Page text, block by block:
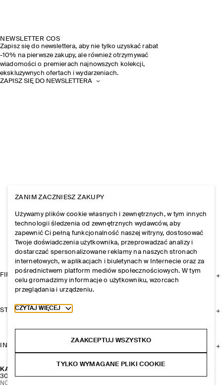
KAPELUSZ Z RAFII Z KONTRASTOWĄ OBWÓDKĄ
300 zł
NOWOŚĆ
NEWSLETTER COS
Zapisz się do newslettera, aby nie tylko uzyskać rabat
-10% na pierwsze zakupy, ale również otrzymywać
wiadomości o premierach najnowszych kolekcji,
ekskluzywnych ofertach i wydarzeniach.
ZAPISZ SIĘ DO NEWSLETTERA
FIRMA
STREFA KLIENTA
INFORMACJE I REGULAMINY
ZANIM ZACZNIESZ ZAKUPY
Używamy plików cookie własnych i zewnętrznych, w tym innych
technologii śledzenia od zewnętrznych wydawców, aby
zapewnić Ci pełną funkcjonalność naszej witryny, dostosować
Twoje doświadczenia użytkownika, przeprowadzać analizy i
dostarczać spersonalizowane reklamy na naszych stronach
internetowych, w aplikacjach i biuletynach w Internecie oraz za
pośrednictwem platform mediów społecznościowych. W tym
celu gromadzimy informacje o użytkowniku, wzorcach
przeglądania i urządzeniu.
Toggle more cookie information
CZYTAJ WIĘCEJ
ZAAKCEPTUJ WSZYSTKO
TYLKO WYMAGANE PLIKI COOKIE